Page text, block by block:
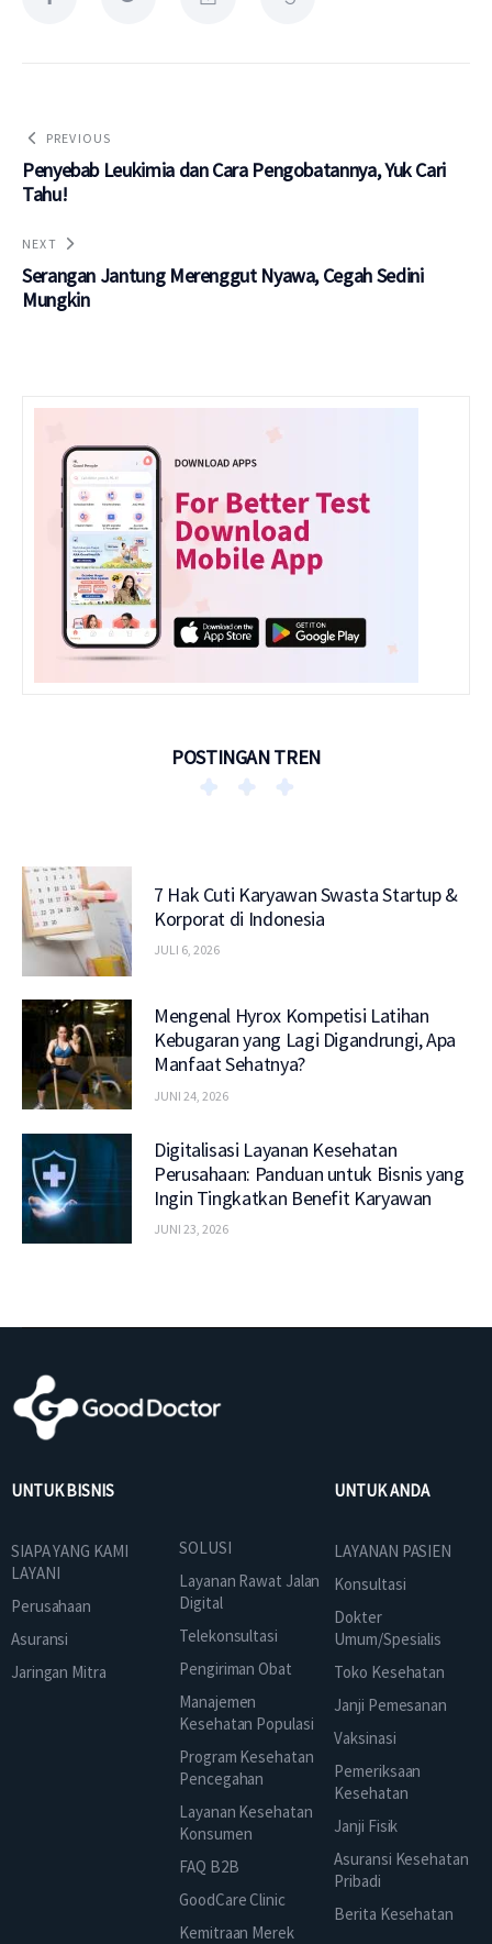
PREVIOUS
Penyebab Leukimia dan Cara Pengobatannya, Yuk Cari
Tahu!
NEXT
Serangan Jantung Merenggut Nyawa, Cegah Sedini
Mungkin
POSTINGAN TREN
7 Hak Cuti Karyawan Swasta Startup &
Korporat di Indonesia
JULI 6, 2026
Mengenal Hyrox Kompetisi Latihan
Kebugaran yang Lagi Digandrungi, Apa
Manfaat Sehatnya?
JUNI 24, 2026
Digitalisasi Layanan Kesehatan
Perusahaan: Panduan untuk Bisnis yang
Ingin Tingkatkan Benefit Karyawan
JUNI 23, 2026
UNTUK BISNIS
SIAPA YANG KAMI
LAYANI
Perusahaan
Asuransi
Jaringan Mitra
SOLUSI
Layanan Rawat Jalan
Digital
Telekonsultasi
Pengiriman Obat
Manajemen
Kesehatan Populasi
Program Kesehatan
Pencegahan
Layanan Kesehatan
Konsumen
FAQ B2B
GoodCare Clinic
Kemitraan Merek
UNTUK ANDA
LAYANAN PASIEN
Konsultasi
Dokter
Umum/Spesialis
Toko Kesehatan
Janji Pemesanan
Vaksinasi
Pemeriksaan
Kesehatan
Janji Fisik
Asuransi Kesehatan
Pribadi
Berita Kesehatan